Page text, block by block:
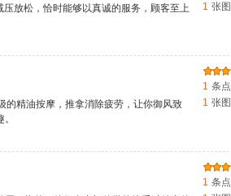
放松，恰时能够以真诚的服务，顾客至上
1 张图
的精油按摩，推拿消除疲劳，让你御风致
1 条
1 张图
1 条